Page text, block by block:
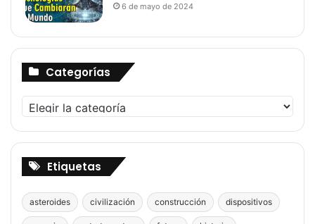
6 de mayo de 2024
Categorías
Categorías
Etiquetas
asteroides civilización construcción dispositivos